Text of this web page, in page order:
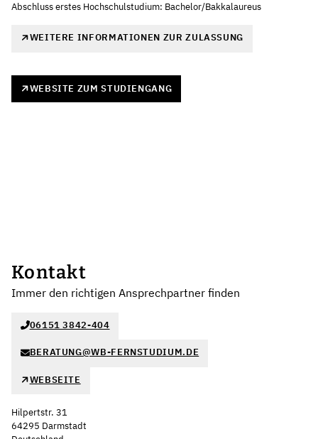
Abschluss erstes Hochschulstudium: Bachelor/Bakkalaureus
WEITERE INFORMATIONEN ZUR ZULASSUNG
WEBSITE ZUM STUDIENGANG
Kontakt
Immer den richtigen Ansprechpartner finden
06151 3842-404
BERATUNG@WB-FERNSTUDIUM.DE
WEBSEITE
Hilpertstr. 31
64295 Darmstadt